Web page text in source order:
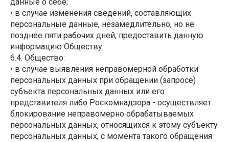
• в случае изменения сведений, составляющих
персональные данные, незамедлительно, но не
позднее пяти рабочих дней, предоставить данную
информацию Обществу.
6.4. Общество:
• в случае выявления неправомерной обработки
персональных данных при обращении (запросе)
субъекта персональных данных или его
представителя либо Роскомнадзора - осуществляет
блокирование неправомерно обрабатываемых
персональных данных, относящихся к этому субъекту
персональных данных, с момента такого обращения